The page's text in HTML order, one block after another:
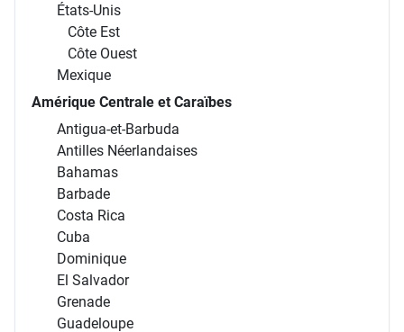
États-Unis
Côte Est
Côte Ouest
Mexique
Amérique Centrale et Caraïbes
Antigua-et-Barbuda
Antilles Néerlandaises
Bahamas
Barbade
Costa Rica
Cuba
Dominique
El Salvador
Grenade
Guadeloupe